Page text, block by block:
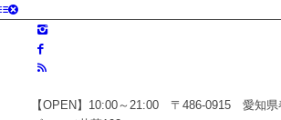
【OPEN】10:00～21:00 〒486-0915 愛知県